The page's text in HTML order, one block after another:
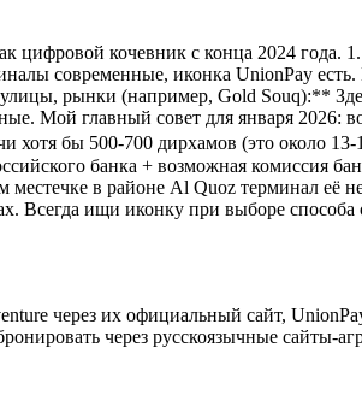
цифровой кочевник с конца 2024
современные, иконка UnionPay
рынки (например, Gold Souq):**
Мой главный совет для января
бы 500-700 дирхамов (это около
банка + возможная комиссия
в районе Al Quoz терминал
Всегда ищи иконку при выборе способа
через их официальный сайт,
через русскоязычные сайты-